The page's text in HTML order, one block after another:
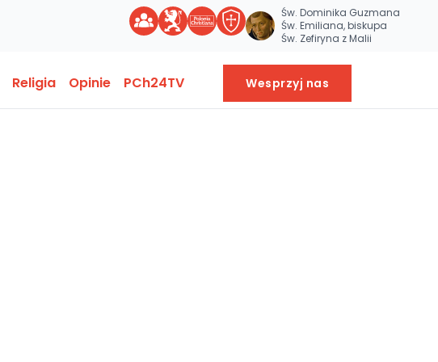
Św. Dominika Guzmana
Św. Emiliana, biskupa
Św. Zefiryna z Malii
Religia Opinie PCh24TV Wesprzyj nas